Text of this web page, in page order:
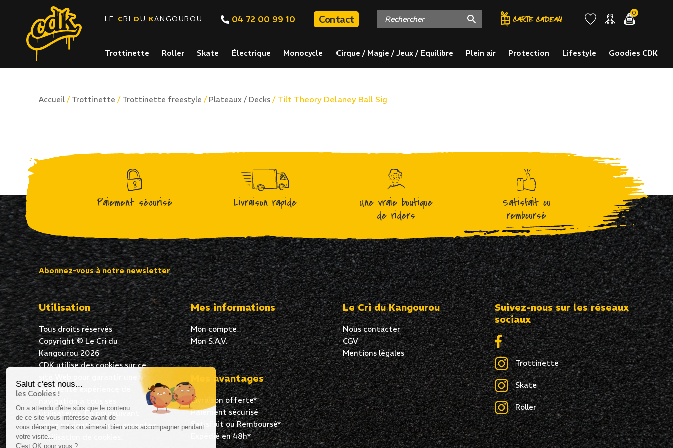
Salut c'est nous...
les Cookies !
On a attendu d'être sûrs que le contenu
de ce site vous intéresse avant de
vous déranger, mais on aimerait bien vous accompagner pendant
votre visite...
C'est OK pour vous ?
LE CRI DU KANGOUROU 04 72 00 99 10 Contact
0
Trottinette Roller Skate Électrique Monocycle Cirque / Magie / Jeux / Equilibre Plein air Protection Lifestyle Goodies CDK
Accueil / Trottinette / Trottinette freestyle / Plateaux / Decks / Tilt Theory Delaney Ball Sig
Paiement sécurisé Livraison rapide
Une vraie boutique
de riders
Satisfait ou
remboursé
Abonnez-vous à notre newsletter
Utilisation
Tous droits réservés
Copyright © Le Cri du
Kangourou 2026
CDK utilise des cookies sur ce
excellente expérience de
utilisateurs. En poursuivant
votre navigation, vous acceptez
l’utilisation de cookies.
Mes informations
Mon compte
Mon S.A.V.
Mes avantages
Livraison offerte*
Paiement sécurisé
Satisfait ou Remboursé*
Expédié en 48h*
Le Cri du Kangourou
Nous contacter
CGV
Mentions légales
Suivez-nous sur les réseaux
sociaux
Trottinette
Skate
Roller